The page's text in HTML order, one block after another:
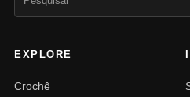
EXPLORE
Crochê